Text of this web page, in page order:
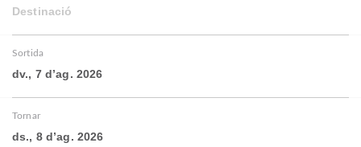
Destinació
Sortida
dv., 7 d’ag. 2026
Tornar
ds., 8 d’ag. 2026